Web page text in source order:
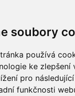
soubory
používá
ke zlepšení
pro
funkčnosti